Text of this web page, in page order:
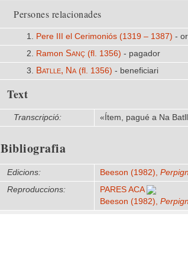
Persones relacionades
1. Pere III el Cerimoniós (1319 – 1387) -
2. Ramon Sanç (fl. 1356) - pagador
3. Batlle, Na(fl. 1356) - beneficiari
Text
Transcripció: «Ítem, pagué a Na
Bibliografia
Edicions: Beeson (1982),
Reproduccions:
PARES ACA
Beeson (1982),